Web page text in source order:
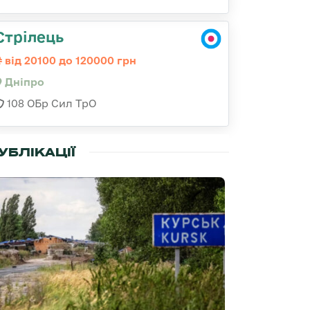
від 20100 до 120000 грн
Дніпро
108 ОБр Сил ТрО